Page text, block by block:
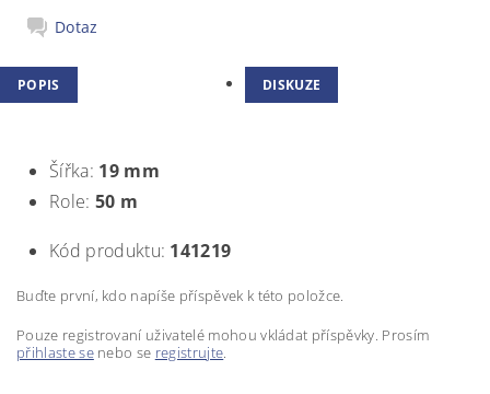
Dotaz
POPIS DISKUZE
Šířka: 19 mm
Role: 50 m
Kód produktu: 141219
Buďte první, kdo napíše příspěvek k této položce.
Pouze registrovaní uživatelé mohou vkládat příspěvky. Prosím
přihlaste senebo se registrujte.